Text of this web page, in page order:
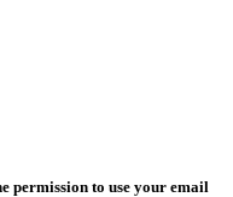
permission to use your email